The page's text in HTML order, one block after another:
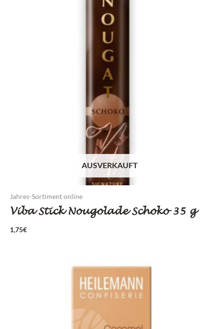
AUSVERKAUFT
Jahres-Sortiment online
Viba Stick Nougolade Schoko 35 g
1,75€